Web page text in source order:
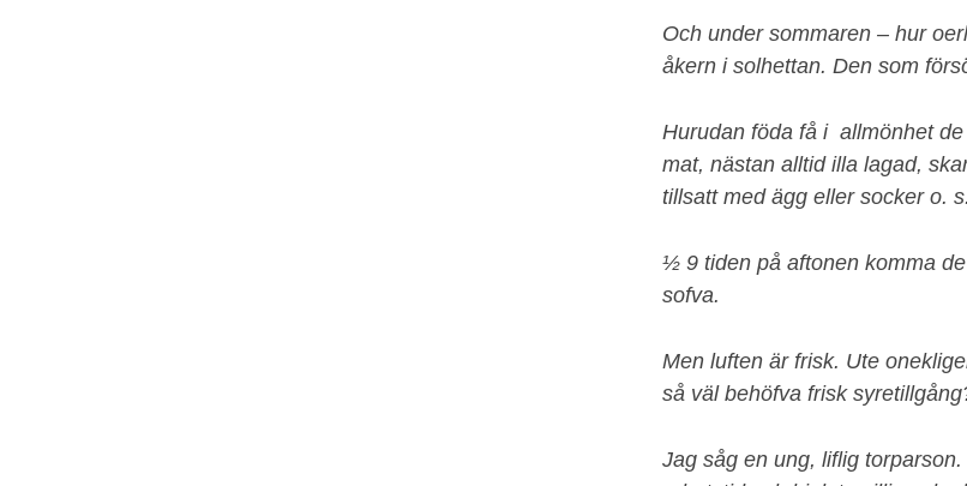
Och under sommaren – hur
åkern i solhettan. Den som
Hurudan föda få i allmönhet
mat, nästan alltid illa lagad,
tillsatt med ägg eller socker o.
½ 9 tiden på aftonen komma
sofva.
Men luften är frisk. Ute
så väl behöfva frisk
Jag såg en ung, liflig